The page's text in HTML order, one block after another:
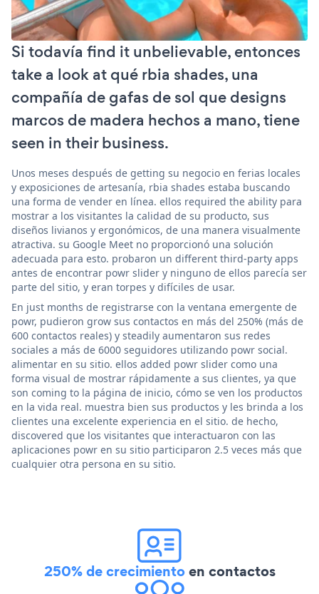
Si todavía find it unbelievable, entonces
take a look at qué rbia shades, una
compañía de gafas de sol que designs
marcos de madera hechos a mano, tiene
seen in their business.
Unos meses después de getting su negocio en ferias locales
y exposiciones de artesanía, rbia shades estaba buscando
una forma de vender en línea. ellos required the ability para
mostrar a los visitantes la calidad de su producto, sus
diseños livianos y ergonómicos, de una manera visualmente
atractiva. su Google Meet no proporcionó una solución
adecuada para esto. probaron un different third-party apps
antes de encontrar powr slider y ninguno de ellos parecía ser
parte del sitio, y eran torpes y difíciles de usar.
En just months de registrarse con la ventana emergente de
powr, pudieron grow sus contactos en más del 250% (más de
600 contactos reales) y steadily aumentaron sus redes
sociales a más de 6000 seguidores utilizando powr social.
alimentar en su sitio. ellos added powr slider como una
forma visual de mostrar rápidamente a sus clientes, ya que
son coming to la página de inicio, cómo se ven los productos
en la vida real. muestra bien sus productos y les brinda a los
clientes una excelente experiencia en el sitio. de hecho,
discovered que los visitantes que interactuaron con las
aplicaciones powr en su sitio participaron 2.5 veces más que
cualquier otra persona en su sitio.
250% de crecimientoen contactos